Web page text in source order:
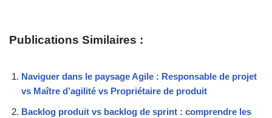
Publications Similaires :
Naviguer dans le paysage Agile : Responsable de projet
vs Maître d’agilité vs Propriétaire de produit
Backlog produit vs backlog de sprint : comprendre les